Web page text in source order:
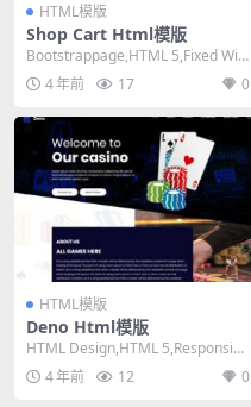
HTML模版
Shop Cart Html模版
Bootstrappage,HTML 5,Fixed Wid
th, Mixed ...
4 年前 17 0
HTML模版
Deno Html模版
HTML Design,HTML 5,Responsiv
e, 4 Columns...
4 年前 12 0